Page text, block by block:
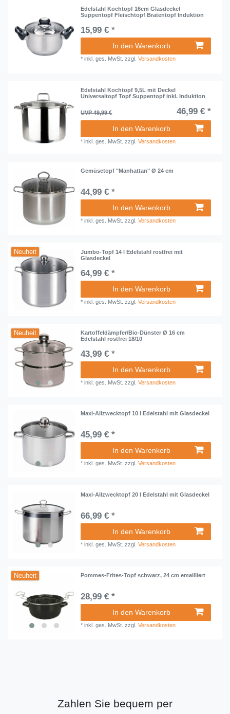
Edelstahl Kochtopf 16cm Glasdeckel
Suppentopf Fleischtopf Bratentopf Induktion
15,99 € *
In den Warenkorb
*inkl. ges. MwSt. zzgl.Versandkosten
Edelstahl Kochtopf 9,5L mit Deckel
Universaltopf Topf Suppentopf inkl. Induktion
UVP 49,99 € 46,99 € *
In den Warenkorb
*inkl. ges. MwSt. zzgl.Versandkosten
Gemüsetopf "Manhattan" Ø 24 cm
44,99 € *
In den Warenkorb
*inkl. ges. MwSt. zzgl.Versandkosten
Neuheit
Jumbo-Topf 14 l Edelstahl rostfrei mit
Glasdeckel
64,99 € *
In den Warenkorb
*inkl. ges. MwSt. zzgl.Versandkosten
Neuheit
Kartoffeldämpfer/Bio-Dünster Ø 16 cm
Edelstahl rostfrei 18/10
43,99 € *
In den Warenkorb
*inkl. ges. MwSt. zzgl.Versandkosten
Maxi-Allzwecktopf 10 l Edelstahl mit Glasdeckel
45,99 € *
In den Warenkorb
*inkl. ges. MwSt. zzgl.Versandkosten
Maxi-Allzwecktopf 20 l Edelstahl mit Glasdeckel
66,99 € *
In den Warenkorb
*inkl. ges. MwSt. zzgl.Versandkosten
Neuheit Pommes-Frites-Topf schwarz, 24 cm emailliert
28,99 € *
In den Warenkorb
*inkl. ges. MwSt. zzgl.Versandkosten
Zahlen Sie bequem per